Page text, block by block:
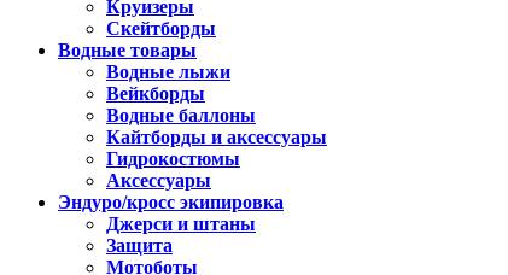
Круизеры
Скейтборды
Водные товары
Водные лыжи
Вейкборды
Водные баллоны
Кайтборды и аксессуары
Гидрокостюмы
Аксессуары
Эндуро/кросс экипировка
Джерси и штаны
Защита
Мотоботы